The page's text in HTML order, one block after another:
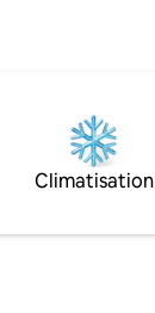
Climatisation